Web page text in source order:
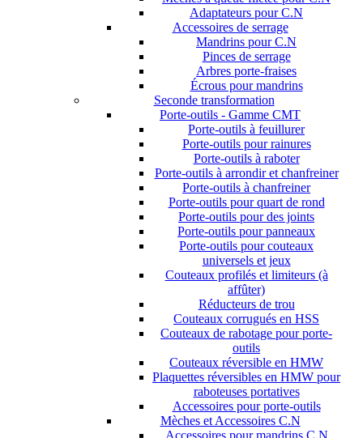
Adaptateurs pour C.N
Accessoires de serrage
Mandrins pour C.N
Pinces de serrage
Arbres porte-fraises
Écrous pour mandrins
Seconde transformation
Porte-outils - Gamme CMT
Porte-outils à feuillurer
Porte-outils pour rainures
Porte-outils à raboter
Porte-outils à arrondir et chanfreiner
Porte-outils à chanfreiner
Porte-outils pour quart de rond
Porte-outils pour des joints
Porte-outils pour panneaux
Porte-outils pour couteaux
universels et jeux
Couteaux profilés et limiteurs (à
affûter)
Réducteurs de trou
Couteaux corrugués en HSS
Couteaux de rabotage pour porte-
outils
Couteaux réversible en HMW
Plaquettes réversibles en HMW pour
raboteuses portatives
Accessoires pour porte-outils
Mèches et Accessoires C.N
Accessoires pour mandrins C.N